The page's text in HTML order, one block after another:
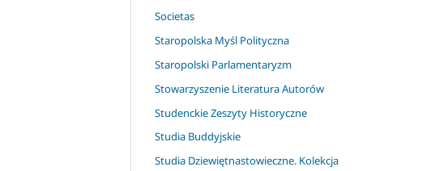
Societas
Staropolska Myśl Polityczna
Staropolski Parlamentaryzm
Stowarzyszenie Literatura Autorów
Studenckie Zeszyty Historyczne
Studia Buddyjskie
Studia Dziewiętnastowieczne. Kolekcja